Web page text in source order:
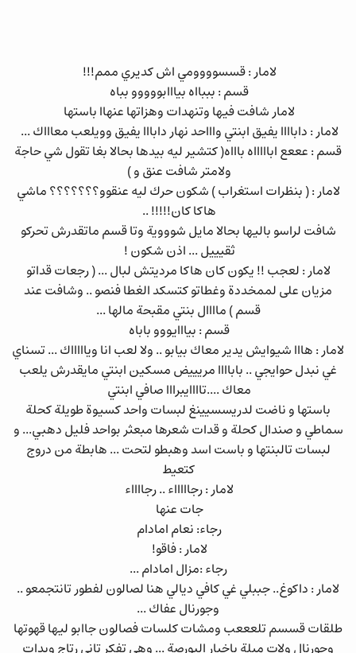
لامار : قسسوووومي اش كديري ممم!!!
قسم : بببااه بيااابووووو بباه
لامار شافت فيها وتنهدات وهزاتها عنهاا باستها
لامار : داباااا يفيق ابنتي واااحد نهار دابااا يفيق وويلعب معاااك ...
قسم : عععع اباااااه باااه( كتشير ليه بيدها بحالا بغا تقول شي حاجة
ولامتر شافت عنق و )
لامار : ( بنظرات استغراب ) شكون حرك ليه عنقوو؟؟؟؟؟؟؟ ماشي
هاكا كان!!!!! ..
شافت لراسو باليها بحالا مايل شوووية وتا قسم ماتقدرش تحركو
ثقيييل ... اذن شكون !
لامار : لعجب !! يكون كان هاكا مرديتش لبال ... ( رجعات قداتو
مزيان على لممخددة وغطاتو كتسكد الغطا فنصو .. وشافت عند
قسم ) ماااال بنتي مقبحة مالها ...
قسم : بيااايووو باباه
لامار : هااا شيوايش يدير معاك بيابو .. ولا لعب انا وياااااك ... تسناي
غي نبدل حوايجي .. باباااا مريييض مسكين ابنتي مايقدرش يلعب
معاك ....تاااايبرااا صافي ابنتي
باستها و ناضت لدريسسيينغ لبسات واحد كسيوة طويلة كحلة
سماطي و صندال كحلة و قدات شعرها مبعثر بواحد فليل دهبي... و
لبسات تالبنتها و باست اسد وهبطو لتحت ... هابطة من دروج
كتعيط
لامار : رجاااااء .. رجااااء
جات عنها
رجاء: نعام امادام
لامار : فاقو!
رجاء :مزال امادام ...
لامار : داكوغ.. جببلي غي كافي ديالي هنا لصالون لفطور تانتجمعو ..
وجورنال عفاك ...
طلقات قسسم تلعععب ومشات كلسات فصالون جاابو ليها قهوتها
وجورنال ولات مبلة باخبار البورصة ... وهي تفكر تاني رتاج وبدات